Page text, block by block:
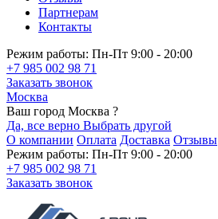
Партнерам
Контакты
Режим работы: Пн-Пт 9:00 - 20:00
+7 985 002 98 71
Заказать звонок
Москва
Ваш город Москва ?
Да, все верно Выбрать другой
О компании Оплата Доставка Отзывы
Режим работы: Пн-Пт 9:00 - 20:00
+7 985 002 98 71
Заказать звонок